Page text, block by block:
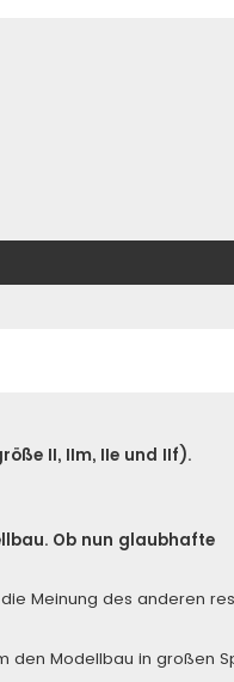
II, IIm, IIe und IIf).
Ob nun glaubhafte
Meinung des anderen
den Modellbau in großen